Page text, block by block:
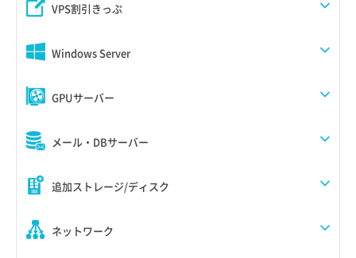
VPS割引きっぷ
Windows Server
GPUサーバー
メール・DBサーバー
追加ストレージ/ディスク
ネットワーク